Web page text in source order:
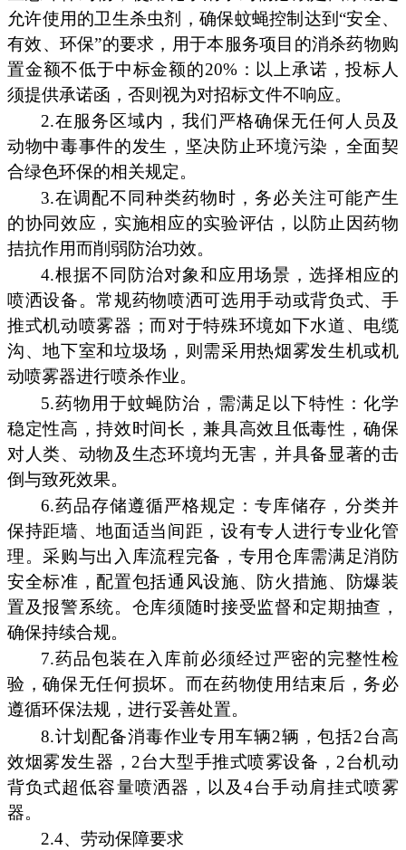
允许使用的卫生杀虫剂，确保蚊蝇控制达到“安全、
有效、环保”的要求，用于本服务项目的消杀药物购
置金额不低于中标金额的20%：以上承诺，投标人
须提供承诺函，否则视为对招标文件不响应。
2.在服务区域内，我们严格确保无任何人员及
动物中毒事件的发生，坚决防止环境污染，全面契
合绿色环保的相关规定。
3.在调配不同种类药物时，务必关注可能产生
的协同效应，实施相应的实验评估，以防止因药物
拮抗作用而削弱防治功效。
4.根据不同防治对象和应用场景，选择相应的
喷洒设备。常规药物喷洒可选用手动或背负式、手
推式机动喷雾器；而对于特殊环境如下水道、电缆
沟、地下室和垃圾场，则需采用热烟雾发生机或机
动喷雾器进行喷杀作业。
5.药物用于蚊蝇防治，需满足以下特性：化学
稳定性高，持效时间长，兼具高效且低毒性，确保
对人类、动物及生态环境均无害，并具备显著的击
倒与致死效果。
6.药品存储遵循严格规定：专库储存，分类并
保持距墙、地面适当间距，设有专人进行专业化管
理。采购与出入库流程完备，专用仓库需满足消防
安全标准，配置包括通风设施、防火措施、防爆装
置及报警系统。仓库须随时接受监督和定期抽查，
确保持续合规。
7.药品包装在入库前必须经过严密的完整性检
验，确保无任何损坏。而在药物使用结束后，务必
遵循环保法规，进行妥善处置。
8.计划配备消毒作业专用车辆2辆，包括2台高
效烟雾发生器，2台大型手推式喷雾设备，2台机动
背负式超低容量喷洒器，以及4台手动肩挂式喷雾
器。
2.4、劳动保障要求